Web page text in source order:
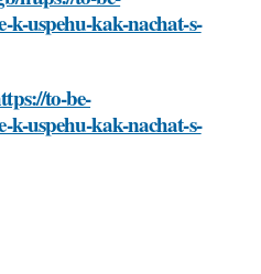
k-uspehu-kak-nachat-s-
to-be-
k-uspehu-kak-nachat-s-